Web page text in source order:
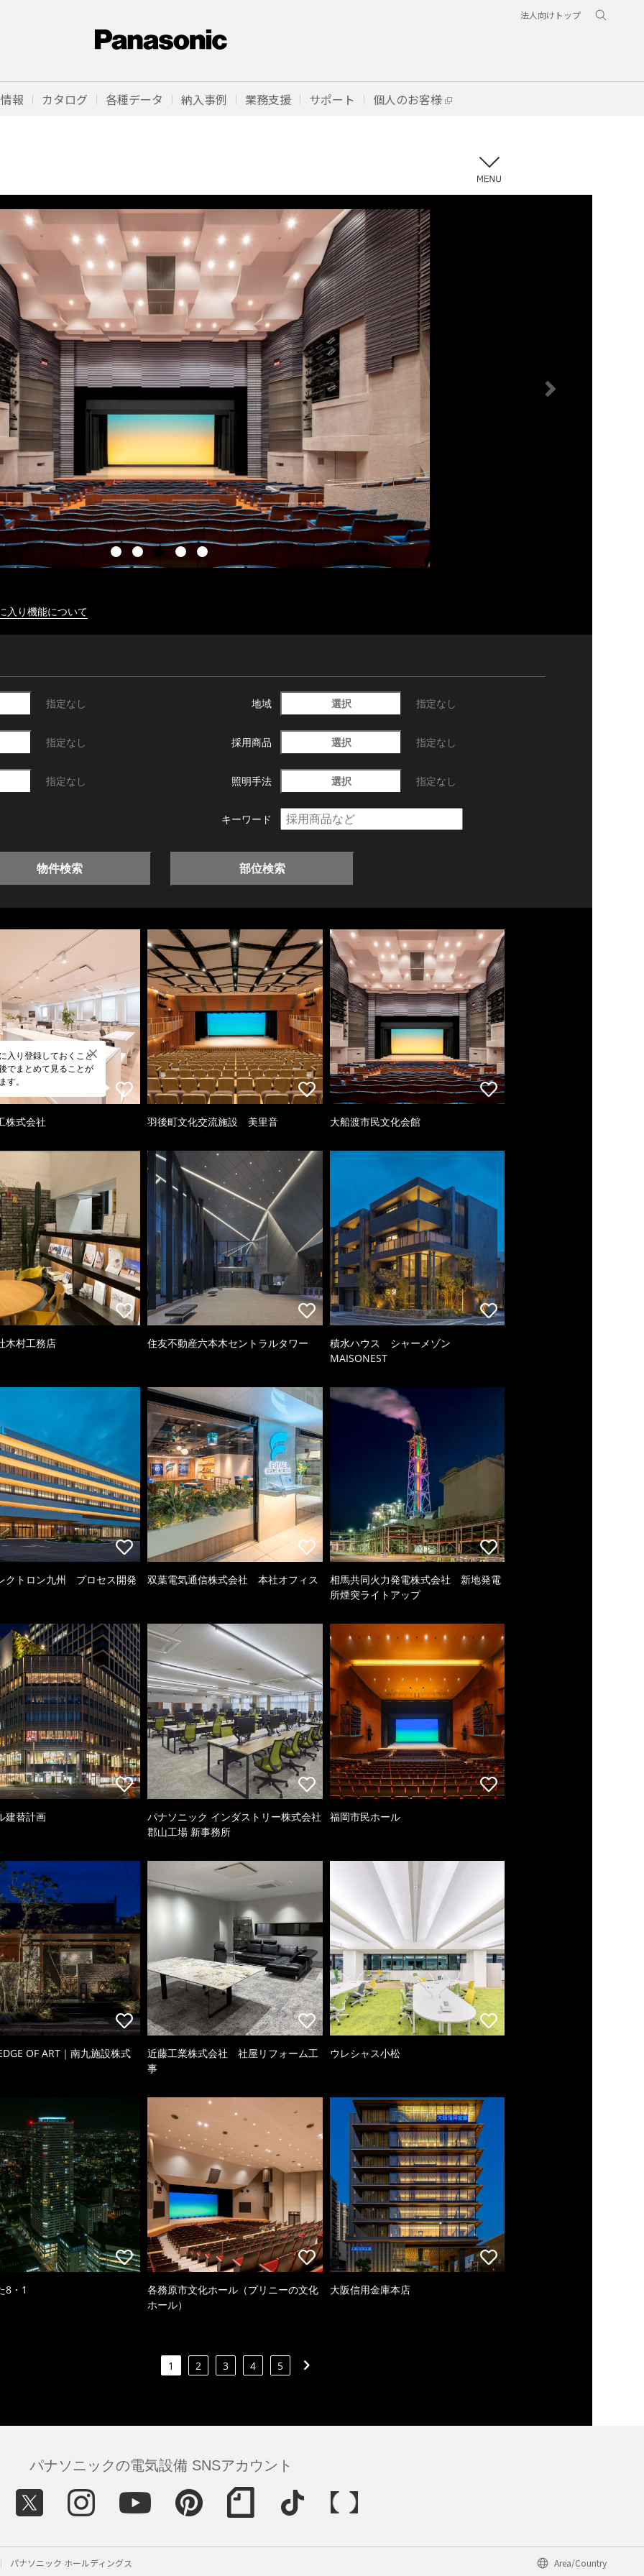
法人向けトップ
報 カタログ 各種データ 納入事例 業務支援 サポート 個人のお客様
入り機能について
指定なし 地域 選択 指定なし
指定なし 採用商品 選択 指定なし
指定なし 照明手法 選択 指定なし
キーワード
物件検索 部位検索
入り登録しておくこと
でまとめて見ることが
す。
株式会社 羽後町文化交流施設 美里音 大船渡市民文化会館
木村工務店 住友不動産六本木セントラルタワー
積水ハウス シャーメゾン
MAISONEST
クトロン九州 プロセス開発 双葉電気通信株式会社 本社オフィス
相馬共同火力発電株式会社 新地発電
所煙突ライトアップ
建替計画
パナソニック インダストリー株式会社
郡山工場 新事務所
福岡市民ホール
OF ART｜南九施設株式
近藤工業株式会社 社屋リフォーム工
事
ウレシャス小松
8・1
各務原市文化ホール（プリニーの文化
ホール）
大阪信用金庫本店
1 2 3 4 5
パナソニックの電気設備 SNSアカウント
パナソニック ホールディングス Area/Country